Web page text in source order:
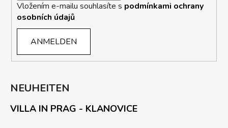
Vložením e-mailu souhlasíte s podmínkami ochrany
osobních údajů
ANMELDEN
NEUHEITEN
VILLA IN PRAG - KLANOVICE